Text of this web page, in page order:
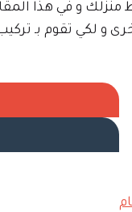
منزلك و في هذا
و لكي تقوم بـ